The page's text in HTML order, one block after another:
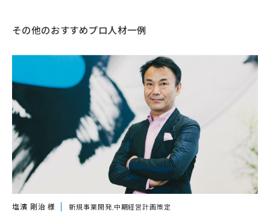
その他のおすすめプロ人材一例
塩濱 剛治 様 新規事業開発,中期経営計画策定